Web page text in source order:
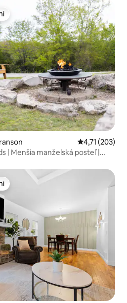
Priemerné
4,71 (203)
| Menšia manželská posteľ |